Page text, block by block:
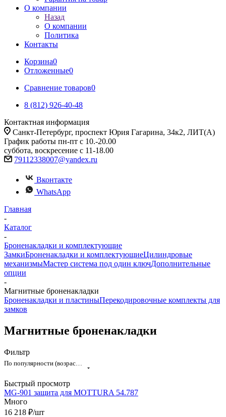
О компании
Назад
О компании
Политика
Контакты
Корзина0
Отложенные0
Сравнение товаров0
8 (812) 926-40-48
Контактная информация
Санкт-Петербург, проспект Юрия Гагарина, 34к2, ЛИТ(А)
График работы пн-пт с 10.-20.00
суббота, воскресение с 11-18.00
79112338007@yandex.ru
Вконтакте
WhatsApp
Главная
-
Каталог
-
Броненакладки и комплектующие
ЗамкиБроненакладки и комплектующиеЦилиндровые
механизмыМастер система под один ключДополнительные
опции
-
Магнитные броненакладки
Броненакладки и пластиныПерекодировочные комплекты для
замков
Магнитные броненакладки
Фильтр
Быстрый просмотр
MG-901 защита для MOTTURA 54.787
Много
16 218 ₽/шт